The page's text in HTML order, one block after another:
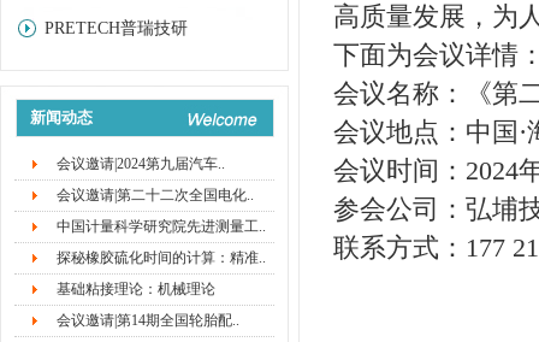
PRETECH普瑞技研
新闻动态
会议邀请|2024第九届汽车..
会议邀请|第二十二次全国电化..
中国计量科学研究院先进测量工..
探秘橡胶硫化时间的计算：精准..
基础粘接理论：机械理论
会议邀请|第14期全国轮胎配..
高质量发展，为
下面为会议详情
会议名称：《第
会议地点：中国
会议时间：2024
参会公司：弘埔
联系方式：177